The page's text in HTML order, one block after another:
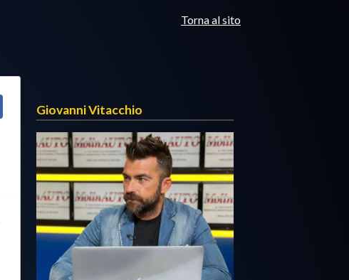
Torna al sito
Giovanni Vitacchio